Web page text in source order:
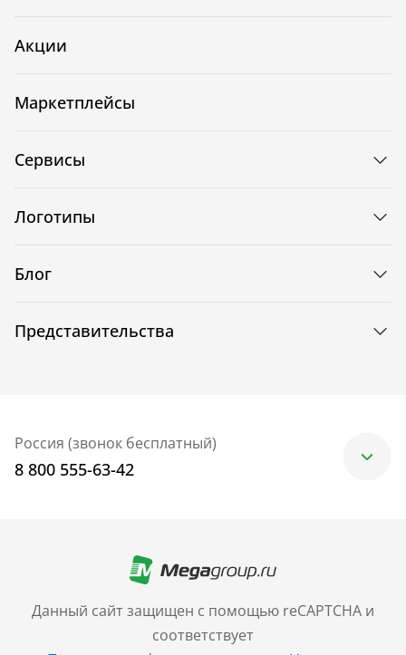
Данный сайт защищен с помощью reCAPTCHA и
соответствует
Акции
Маркетплейсы
Сервисы
Логотипы
Блог
Представительства
Россия (звонок бесплатный)
8 800 555-63-42
+7 (499) 705-30-10
Санкт-Петербург
+7 (812) 600-77-33